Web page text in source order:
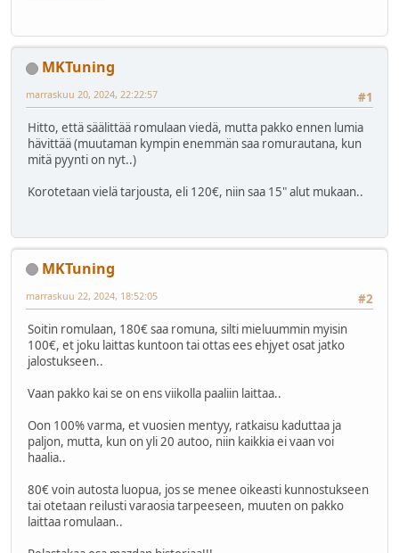
MKTuning
#1
marraskuu 20, 2024, 22:22:57
Hitto, että säälittää romulaan viedä, mutta pakko ennen lumia
hävittää (muutaman kympin enemmän saa romurautana, kun
mitä pyynti on nyt..)
Korotetaan vielä tarjousta, eli 120€, niin saa 15" alut mukaan..
MKTuning
#2
marraskuu 22, 2024, 18:52:05
Soitin romulaan, 180€ saa romuna, silti mieluummin myisin
100€, et joku laittas kuntoon tai ottas ees ehjyet osat jatko
jalostukseen..
Vaan pakko kai se on ens viikolla paaliin laittaa..
Oon 100% varma, et vuosien mentyy, ratkaisu kaduttaa ja
paljon, mutta, kun on yli 20 autoo, niin kaikkia ei vaan voi
haalia..
80€ voin autosta luopua, jos se menee oikeasti kunnostukseen
tai otetaan reilusti varaosia tarpeeseen, muuten on pakko
laittaa romulaan..